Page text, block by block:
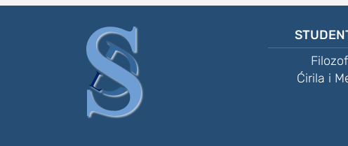
Ćirila i